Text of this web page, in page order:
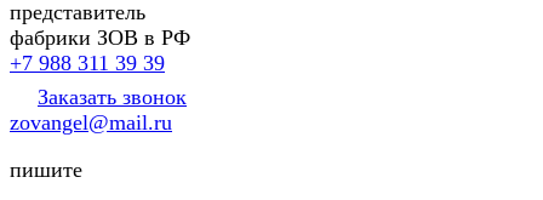
представитель
фабрики ЗОВ в РФ
+7 988 311 39 39
Заказать звонок
zovangel@mail.ru
пишите